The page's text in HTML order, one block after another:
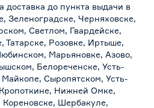
доставка до пункта выдачи в
Зеленоградске, Черняховске,
Светлом, Гвардейске,
Татарске, Розовке, Иртыше,
Марьяновке, Азово,
Белореченске, Усть-
Майкопе, Сыропятском, Усть-
Нижней Омке,
Шербакуле,